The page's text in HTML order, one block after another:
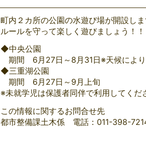
町内２カ所の公園の水遊び場が開設しま
ルールを守って楽しく遊びましょう！！
◆中央公園
期間 6月27日～8月31日※天候により
◆三重湖公園
期間 6月27日～9月上旬
※未就学児は保護者同伴で利用してくだ
この情報に関するお問合せ先
都市整備課土木係 電話：011-398-